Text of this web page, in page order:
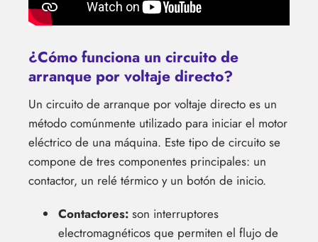
¿Cómo funciona un circuito de
arranque por voltaje directo?
Un circuito de arranque por voltaje directo es un
método comúnmente utilizado para iniciar el motor
eléctrico de una máquina. Este tipo de circuito se
compone de tres componentes principales: un
contactor, un relé térmico y un botón de inicio.
Contactores: son interruptores
electromagnéticos que permiten el flujo de